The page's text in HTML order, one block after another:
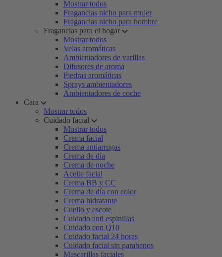
Mostrar todos
Fragancias nicho para mujer
Fragancias nicho para hombre
Fragancias para el hogar
Mostrar todos
Velas aromáticas
Ambientadores de varillas
Difusores de aroma
Piedras aromáticas
Sprays ambientadores
Ambientadores de coche
Cara
Mostrar todos
Cuidado facial
Mostrar todos
Crema facial
Crema antiarrugas
Crema de día
Crema de noche
Aceite facial
Crema BB y CC
Crema de día con color
Crema hidratante
Cuello y escote
Cuidado anti espinillas
Cuidado con Q10
Cuidado facial 24 horas
Cuidado facial sin parabenos
Mascarillas faciales